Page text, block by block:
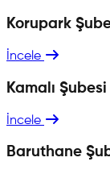
Korupark
İncele
Kamalı Şubesi
İncele
Baruthane